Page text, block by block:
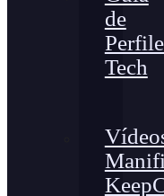
de
Tech